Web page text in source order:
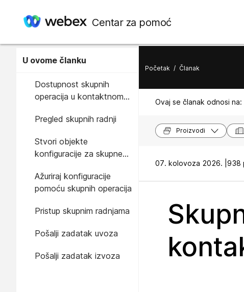
Centar za pomoć
U ovome članku
Dostupnost skupnih
operacija u kontaktnom
Pregled skupnih radnji
Stvori objekte
konfiguracije za skupne
Ažuriraj konfiguracije
pomoću skupnih operacija
Pristup skupnim radnjama
Pošalji zadatak uvoza
Pošalji zadatak izvoza
Početak / Članak
Ovaj se članak odnosi na:
Proizvodi
07. kolovoza 2026. | 938